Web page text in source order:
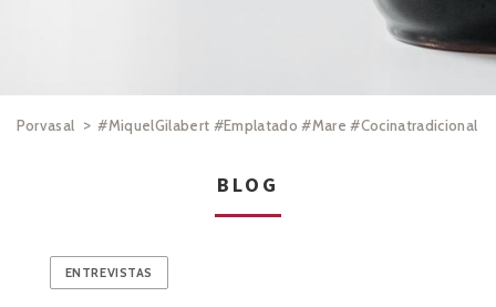
Porvasal > #MiquelGilabert #Emplatado #Mare #Cocinatradicional
BLOG
ENTREVISTAS